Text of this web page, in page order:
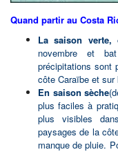
précolombienne
Vous
or la relation
structure sociale.
La collection
or datant de
Le musée du
édifications de
11ième étage.
collection
Quand partir au Costa
La saison
novembre et
précipitations sont
côte Caraïbe et sur
En saison sèche
plus faciles à
plus visibles
paysages de la
manque de pluie.